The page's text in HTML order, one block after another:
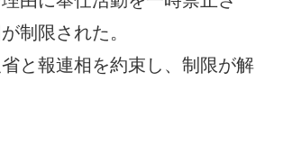
制限された。
と報連相を約束し、制限が解